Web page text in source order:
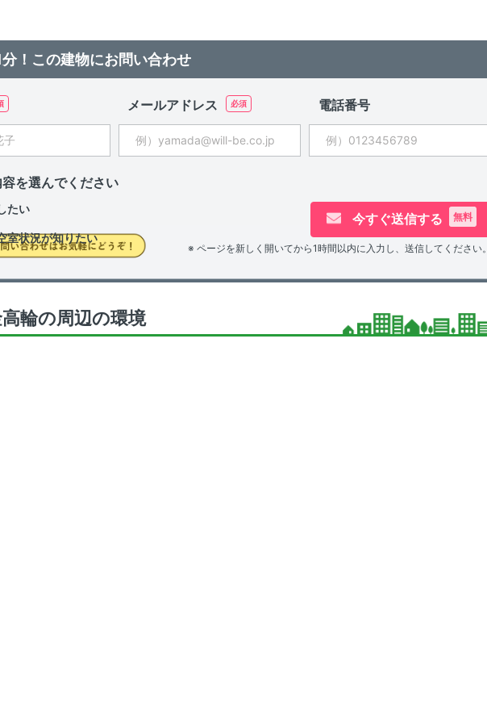
！この建物にお問い合わせ
メールアドレス 電話番号
を選んでください
たい
室状況が知りたい
今すぐ送信する 無料
※ ページを新しく開いてから1時間以内に入力し、送信してください。
輪の周辺の環境